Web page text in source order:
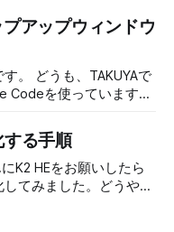
Inkdropで食えるよ
市場を狙ったのか
た話 16:18 AIバイブコ
全てのコードを一行
幹線:速さの先にあるも
なる 27:
康を保ちながら、もの
、最
り、さらに活躍してい
でしょうか。正直、す
来を正確に予測できる
は、「戦略」や「堀
方向性」 だと思って
か？それが大事です。
いからです。 今回
の原則を探ってみたい
アップウィンドウ
で
ジやdiffがまともに表
でペインを最大
面倒でした。 そこ
Codeを起動するよう
で、すぐに再開できま
る手順
K2 HEをお願いしたら
てみました。どうやっ
た。キーキャップが若